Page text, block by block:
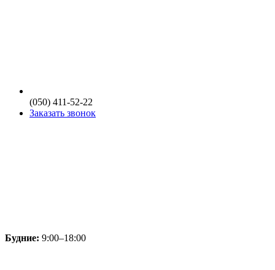
(050) 411-52-22
Заказать звонок
Будние: 9:00–18:00